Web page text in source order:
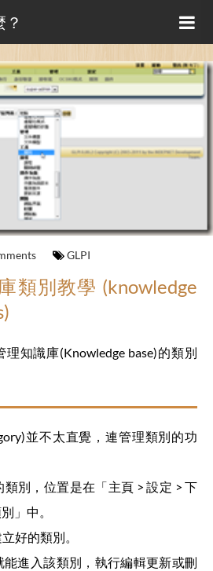
GLPI
類別教學 (knowledge
理知識庫(Knowledge base)的類別
並不太直覺，連管理類別的功
別，位置是在「主頁 > 設定 > 下
」中。
好的類別。
進入該類別，執行編輯更新或刪